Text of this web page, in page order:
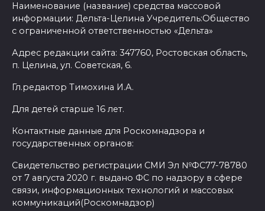
Наименование (название) средства массовой
информации: Дельта-Целина Учредитель:Общество
с ограниченной ответственностью «Дельта»
Адрес редакции сайта: 347760, Ростовская область,
п. Целина, ул. Советская, 6.
Гл.редактор Тимохина И.А.
Для детей старше 16 лет.
Контактные данные для Роскомнадзора и
государственных органов:
Свидетельство регистрации СМИ Эл №ФС77-78780
от 7 августа 2020 г. выдано ФС по надзору в сфере
связи, информационных технологий и массовых
коммуникаций(Роскомнадзор)